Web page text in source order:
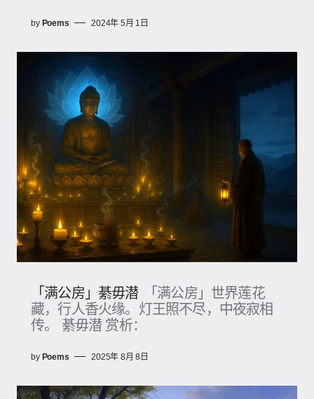
by Poems 2024年 5月 1日
「满公房」綦毋潜
「满公房」世界莲花
藏，行人香火缘。灯王照不尽，中夜寂相
传。 綦毋潜 赏析：
by Poems 2025年 8月 8日